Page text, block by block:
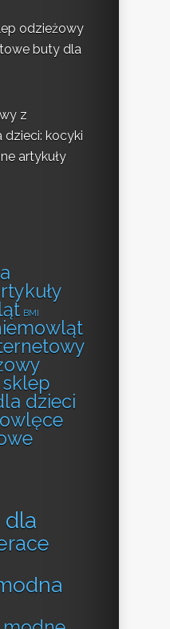
odzieżowy
buty dla
z
dzieci: kocyki
artykuły
BMI
dzieci
dla